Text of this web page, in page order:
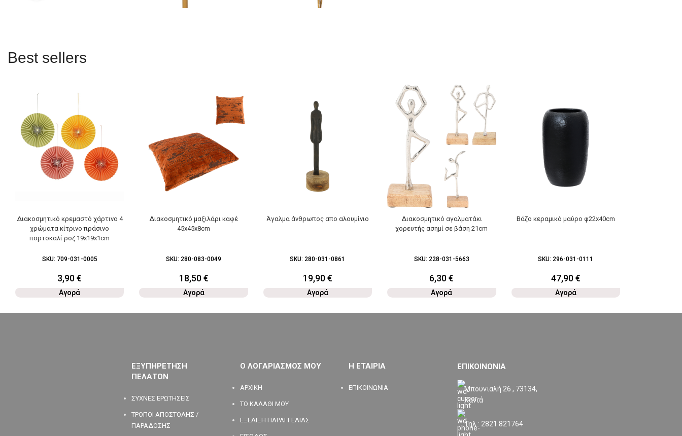
Best sellers
Διακοσμητικό κρεμαστό χάρτινο 4
χρώματα κίτρινο πράσινο
πορτοκαλί ροζ 19x19x1cm
SKU: 709-031-0005
3,90€
Αγορά
Διακοσμητικό μαξιλάρι καφέ
45x45x8cm
SKU: 280-083-0049
18,50€
Αγορά
Άγαλμα άνθρωπος απο αλουμίνιο
SKU: 280-031-0861
19,90€
Αγορά
Διακοσμητικό αγαλματάκι
χορευτής ασημί σε βάση 21cm
SKU: 228-031-5663
6,30€
Αγορά
Βάζο κεραμικό μαύρο φ22x40cm
SKU: 296-031-0111
47,90€
Αγορά
ΕΞΥΠΗΡΕΤΗΣΗ
ΠΕΛΑΤΩΝ
ΣΥΧΝΕΣ ΕΡΩΤΗΣΕΙΣ
ΤΡΟΠΟΙ ΑΠΟΣΤΟΛΗΣ /
ΠΑΡΑΔΟΣΗΣ
Ο ΛΟΓΑΡΙΑΣΜΟΣ ΜΟΥ
ΑΡΧΙΚΗ
ΤΟ ΚΑΛΑΘΙ ΜΟΥ
ΕΞΕΛΙΞΗ ΠΑΡΑΓΓΕΛΙΑΣ
Η ΕΤΑΙΡΙΑ
ΕΠΙΚΟΙΝΩΝΙΑ
ΕΠΙΚΟΙΝΩΝΙΑ
Μπουνιαλή 26 , 73134,
Χανιά
Τηλ.: 2821 821764